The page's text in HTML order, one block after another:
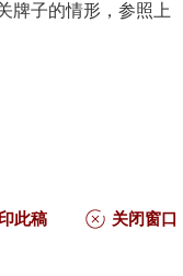
牌子的情形，参照上
此稿 关闭窗口